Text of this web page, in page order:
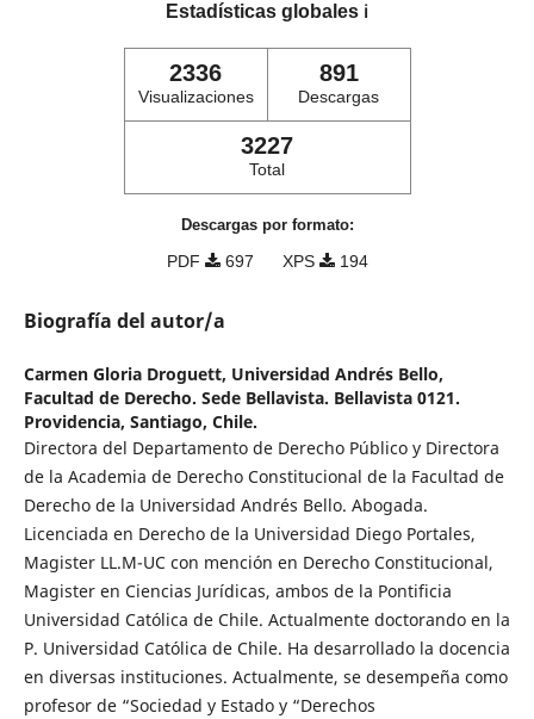
Estadísticas globales ℹ️
2336
Visualizaciones
891
Descargas
3227
Total
Descargas por formato:
PDF 697 XPS 194
Biografía del autor/a
Carmen Gloria Droguett, Universidad Andrés Bello,
Facultad de Derecho. Sede Bellavista. Bellavista 0121.
Providencia, Santiago, Chile.
Directora del Departamento de Derecho Público y Directora
de la Academia de Derecho Constitucional de la Facultad de
Derecho de la Universidad Andrés Bello. Abogada.
Licenciada en Derecho de la Universidad Diego Portales,
Magister LL.M-UC con mención en Derecho Constitucional,
Magister en Ciencias Jurídicas, ambos de la Pontificia
Universidad Católica de Chile. Actualmente doctorando en la
P. Universidad Católica de Chile. Ha desarrollado la docencia
en diversas instituciones. Actualmente, se desempeña como
profesor de “Sociedad y Estado y “Derechos